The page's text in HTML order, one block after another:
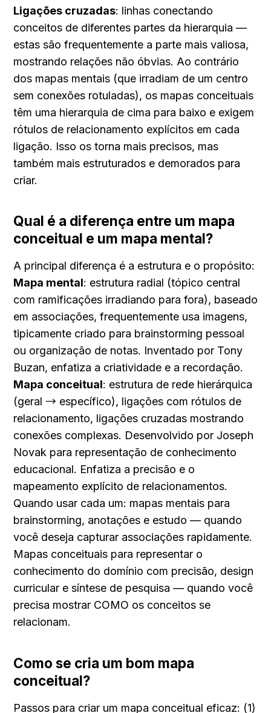
Ligações cruzadas: linhas conectando
conceitos de diferentes partes da hierarquia —
estas são frequentemente a parte mais valiosa,
mostrando relações não óbvias. Ao contrário
dos mapas mentais (que irradiam de um centro
sem conexões rotuladas), os mapas conceituais
têm uma hierarquia de cima para baixo e exigem
rótulos de relacionamento explícitos em cada
ligação. Isso os torna mais precisos, mas
também mais estruturados e demorados para
criar.
Qual é a diferença entre um mapa
conceitual e um mapa mental?
Mapa mental: estrutura radial (tópico central
com ramificações irradiando para fora), baseado
em associações, frequentemente usa imagens,
tipicamente criado para brainstorming pessoal
ou organização de notas. Inventado por Tony
Mapa conceitual: estrutura de rede hierárquica
(geral → específico), ligações com rótulos de
relacionamento, ligações cruzadas mostrando
conexões complexas. Desenvolvido por Joseph
Novak para representação de conhecimento
educacional. Enfatiza a precisão e o
mapeamento explícito de relacionamentos.
Quando usar cada um: mapas mentais para
brainstorming, anotações e estudo — quando
você deseja capturar associações rapidamente.
Mapas conceituais para representar o
conhecimento do domínio com precisão, design
curricular e síntese de pesquisa — quando você
precisa mostrar COMO os conceitos se
relacionam.
Como se cria um bom mapa
conceitual?